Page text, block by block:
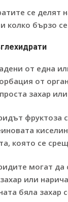
се делят
и колко бързо
от една
от
захар
фруктоза
която се
могат да
или
бяла захар